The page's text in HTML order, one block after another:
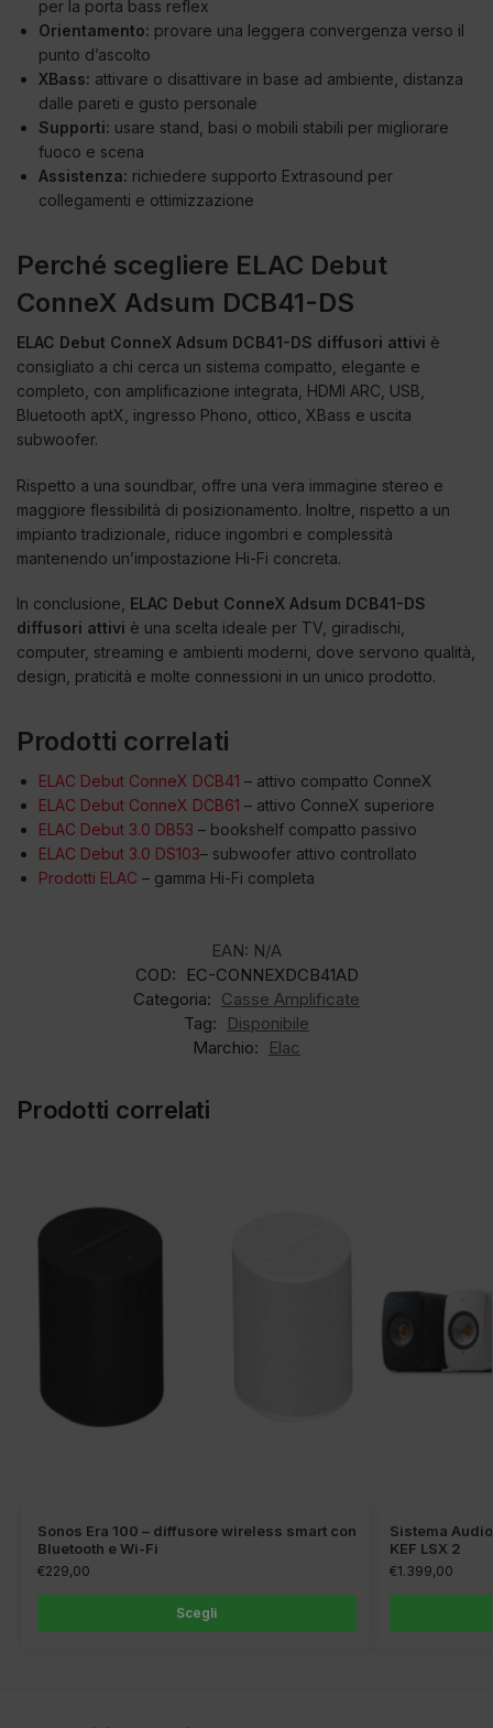
per la porta bass reflex
Orientamento: provare una leggera convergenza verso il
punto d’ascolto
XBass: attivare o disattivare in base ad ambiente, distanza
dalle pareti e gusto personale
Supporti: usare stand, basi o mobili stabili per migliorare
fuoco e scena
Assistenza: richiedere supporto Extrasound per
collegamenti e ottimizzazione
Perché scegliere ELAC Debut
ConneX Adsum DCB41-DS
ELAC Debut ConneX Adsum DCB41-DS diffusori attivi è
consigliato a chi cerca un sistema compatto, elegante e
completo, con amplificazione integrata, HDMI ARC, USB,
Bluetooth aptX, ingresso Phono, ottico, XBass e uscita
subwoofer.
Rispetto a una soundbar, offre una vera immagine stereo e
maggiore flessibilità di posizionamento. Inoltre, rispetto a un
impianto tradizionale, riduce ingombri e complessità
mantenendo un’impostazione Hi-Fi concreta.
In conclusione, ELAC Debut ConneX Adsum DCB41-DS
diffusori attivi è una scelta ideale per TV, giradischi,
computer, streaming e ambienti moderni, dove servono qualità,
design, praticità e molte connessioni in un unico prodotto.
Prodotti correlati
ELAC Debut ConneX DCB41 – attivo compatto ConneX
ELAC Debut ConneX DCB61 – attivo ConneX superiore
ELAC Debut 3.0 DB53 – bookshelf compatto passivo
ELAC Debut 3.0 DS103– subwoofer attivo controllato
Prodotti ELAC – gamma Hi-Fi completa
EAN: N/A
COD:
EC-CONNEXDCB41AD
Categoria: Casse Amplificate
Tag:
Disponibile
Marchio:
Elac
Prodotti correlati
Sonos Era 100 – diffusore wireless smart con
Bluetooth e Wi-Fi
€229,00
Scegli
Sistema
KEF LSX 2
€1.399,00